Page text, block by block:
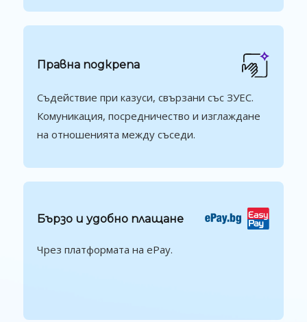
Правна подкрепа
Съдействие при казуси, свързани със ЗУЕС.
Комуникация, посредничество и изглаждане
на отношенията между съседи.
Бързо и удобно плащане
Чрез платформата на ePay.